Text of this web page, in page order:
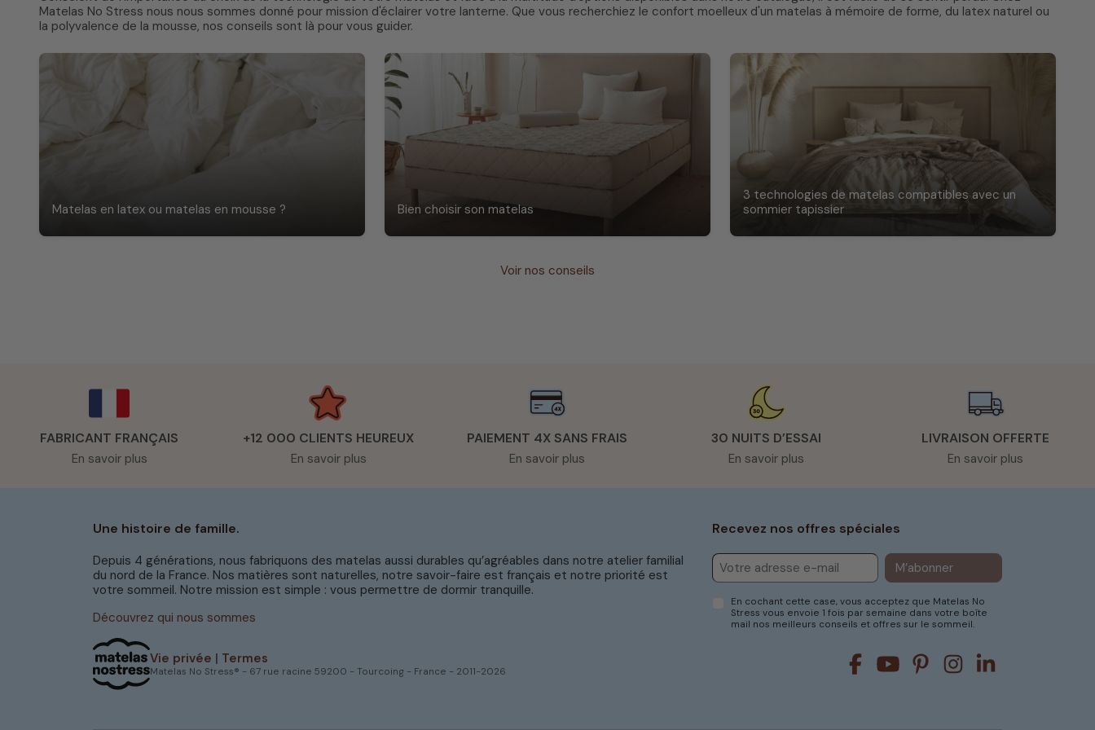
Matelas No Stress nous nous sommes donné pour mission d'éclairer votre lanterne. Que vous recherchiez le confort moelleux d'un matelas à mémoire de forme, du latex naturel ou
la polyvalence de la mousse, nos conseils sont là pour vous guider.
Matelas en latex ou matelas en mousse ? Bien choisir son matelas
3 technologies de matelas compatibles avec un
sommier tapissier
Voir nos conseils
FABRICANT FRANÇAIS
En savoir plus
+12 000 CLIENTS HEUREUX
En savoir plus
PAIEMENT 4X SANS FRAIS
En savoir plus
30 NUITS D’ESSAI
En savoir plus
LIVRAISON OFFERTE
En savoir plus
Vie privée | Termes
Matelas No Stress® - 67 rue racine 59200 - Tourcoing - France - 2011-2026
Une histoire de famille.
Depuis 4 générations, nous fabriquons des matelas aussi durables qu’agréables dans notre atelier familial
du nord de la France. Nos matières sont naturelles, notre savoir-faire est français et notre priorité est
votre sommeil. Notre mission est simple : vous permettre de dormir tranquille.
Découvrez qui nous sommes
Recevez nos offres spéciales
M’abonner
En cochant cette case, vous acceptez que Matelas No
Stress vous envoie 1 fois par semaine dans votre boîte
mail nos meilleurs conseils et offres sur le sommeil.